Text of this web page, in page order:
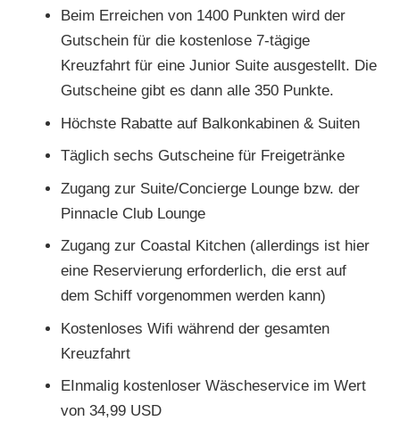
Beim Erreichen von 1400 Punkten wird der
Gutschein für die kostenlose 7-tägige
Kreuzfahrt für eine Junior Suite ausgestellt. Die
Gutscheine gibt es dann alle 350 Punkte.
Höchste Rabatte auf Balkonkabinen & Suiten
Täglich sechs Gutscheine für Freigetränke
Zugang zur Suite/Concierge Lounge bzw. der
Pinnacle Club Lounge
Zugang zur Coastal Kitchen (allerdings ist hier
eine Reservierung erforderlich, die erst auf
dem Schiff vorgenommen werden kann)
Kostenloses Wifi während der gesamten
Kreuzfahrt
EInmalig kostenloser Wäscheservice im Wert
von 34,99 USD